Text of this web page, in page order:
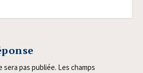
sera pas publiée. Les champs